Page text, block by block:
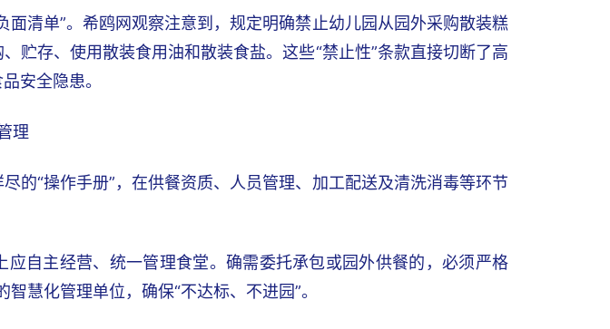
面清单”。希鸥网观察注意到，规定明确禁止幼儿园从园外采购散装糕
贮存、使用散装食用油和散装食盐。这些“禁止性”条款直接切断了高
安全隐患。
理
的“操作手册”，在供餐资质、人员管理、加工配送及清洗消毒等环节
应自主经营、统一管理食堂。确需委托承包或园外供餐的，必须严格
慧化管理单位，确保“不达标、不进园”。